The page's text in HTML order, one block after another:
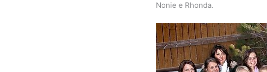
Nonie e Rhonda.